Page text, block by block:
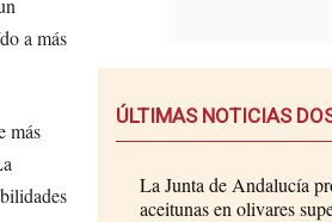
a más
más
ÚLTIMAS NOTICIAS
La Junta de Andalucía
aceitunas en olivares